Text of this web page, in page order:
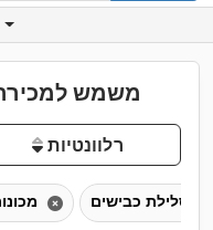
משמש
רלוונטיות